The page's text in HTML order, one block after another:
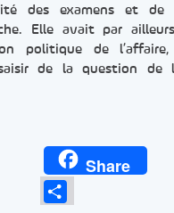
des examens et de
Elle avait par
politique de
de la question de
Share
Partager